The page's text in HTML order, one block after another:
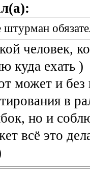
человек,
куда ехать )
может и
в
но и
всё это